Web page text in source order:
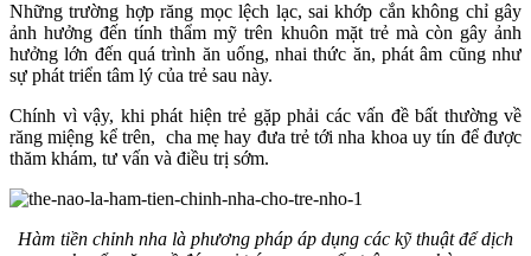
Những trường hợp răng mọc lệch lạc, sai khớp cắn không chỉ gây
ảnh hưởng đến tính thẩm mỹ trên khuôn mặt trẻ mà còn gây ảnh
hưởng lớn đến quá trình ăn uống, nhai thức ăn, phát âm cũng như
sự phát triển tâm lý của trẻ sau này.
Chính vì vậy, khi phát hiện trẻ gặp phải các vấn đề bất thường về
răng miệng kể trên, cha mẹ hay đưa trẻ tới nha khoa uy tín để được
thăm khám, tư vấn và điều trị sớm.
Hàm tiền chỉnh nha là phương pháp áp dụng các kỹ thuật để dịch